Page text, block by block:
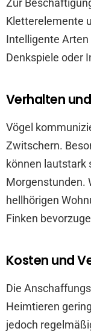
Zur
Kletterelemente
Intelligente
Denkspiele oder
Verhalten
Vögel
Zwitschern.
können lautstark
Morgenstunden.
hellhörigen
Finken
Kosten und
Die
Heimtieren
jedoch